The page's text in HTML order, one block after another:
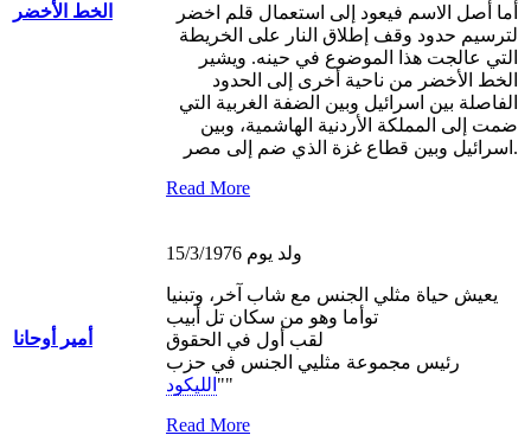
الخط الأخضر
أما أصل الاسم فيعود إلى استعمال قلم اخضر
لترسيم حدود وقف إطلاق النار على الخريطة
التي عالجت هذا الموضوع في حينه. ويشير
الخط الأخضر من ناحية أخرى إلى الحدود
الفاصلة بين اسرائيل وبين الضفة الغربية التي
ضمت إلى المملكة الأردنية الهاشمية، وبين
اسرائيل وبين قطاع غزة الذي ضم إلى مصر.
Read More
أمير أوحانا
ولد يوم 15/3/1976
يعيش حياة مثلي الجنس مع شاب آخر، وتبنيا
توأما وهو من سكان تل أبيب
لقب أول في الحقوق
رئيس مجموعة مثليي الجنس في حزب
" الليكود
"
Read More